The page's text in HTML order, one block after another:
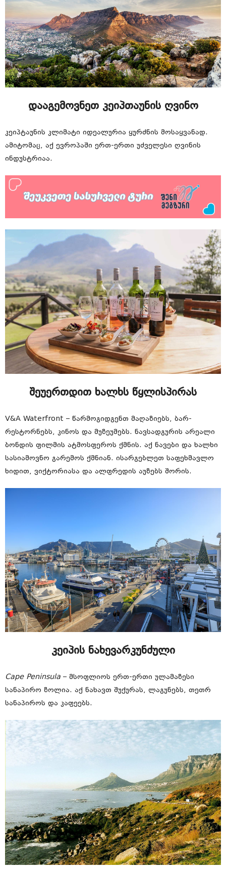
დააგემოვნეთ კეიპთაუნის ღვინო
კეიპტაუნის კლიმატი იდეალურია ყურძნის მოსაყვანად.
ამიტომაც, აქ ევროპაში ერთ-ერთი უძველესი ღვინის
ინდუსტრიაა.
შეუერთდით ხალხს წყლისპირას
V&A Waterfront – წარმოგიდგენთ მაღაზიებს, ბარ-
რესტორნებს, კინოს და მუზეუმებს. ნავსადგურის არეალი
ბონდის ფილმის ატმოსფეროს ქმნის. აქ ნავები და ხალხი
სასიამოვნო გარემოს ქმნიან. ისარგებლეთ საფეხმავლო
ხიდით, ვიქტორიასა და ალფრედის აუზებს შორის.
კეიპის ნახევარკუნძული
Cape Peninsula – მსოფლიოს ერთ-ერთი ულამაზესი
სანაპირო ზოლია. აქ ნახავთ შუქურას, ლაგუნებს, თეთრ
სანაპიროს და კაფეებს.